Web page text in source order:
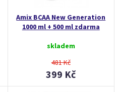
Amix BCAA New Generation
1000 ml + 500 ml zdarma
skladem
481 Kč
399 Kč